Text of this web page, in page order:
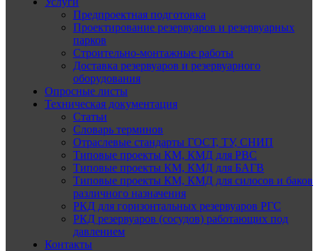
Предпроектная подготовка
Проектирование резервуаров и резервуарных
парков
Строительно-монтажные работы
Доставка резервуаров и резервуарного
оборудования
Опросные листы
Техническая документация
Статьи
Словарь терминов
Отраслевые стандарты ГОСТ, ТУ, СНИП
Типовые проекты КМ, КМД для РВС
Типовые проекты КМ, КМД для БАГВ
Типовые проекты КМ, КМД для силосов и баков
различного назначения
РКД для горизонтальных резервуаров РГС
РКД резервуаров (сосудов) работающих под
давлением
Контакты